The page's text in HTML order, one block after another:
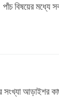
বিষয়ের মধ্যে
আড়াইশর